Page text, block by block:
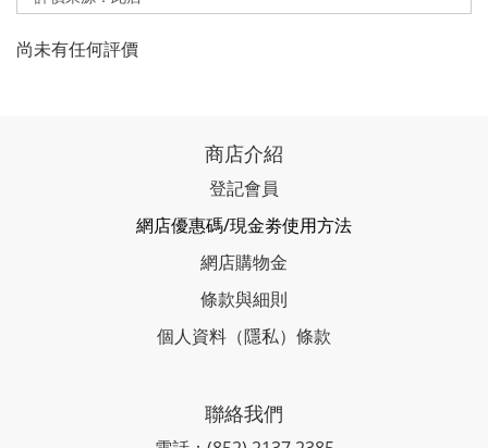
尚未有任何評價
商店介紹
登記會員
網店優惠碼/現金劵使用方法
網店購物金
條款與細則
個人資料（隱私）條款
聯絡我們